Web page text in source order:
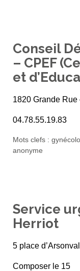
Conseil
– CPEF
et
1820 Grande
04.78.55.19.83
Mots clefs :
anonyme
Service
Herriot
5 place
Composer le 15